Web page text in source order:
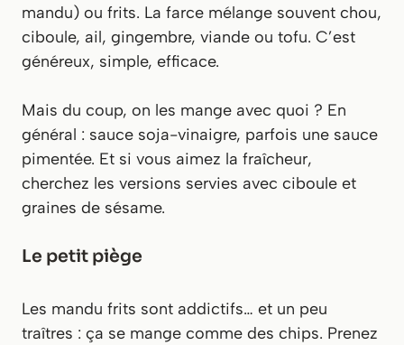
mandu) ou frits. La farce mélange souvent chou,
ciboule, ail, gingembre, viande ou tofu. C’est
généreux, simple, efficace.
Mais du coup, on les mange avec quoi ? En
général : sauce soja-vinaigre, parfois une sauce
pimentée. Et si vous aimez la fraîcheur,
cherchez les versions servies avec ciboule et
graines de sésame.
Le petit piège
Les mandu frits sont addictifs… et un peu
traîtres : ça se mange comme des chips. Prenez